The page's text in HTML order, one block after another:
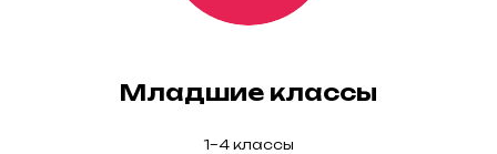
Младшие классы
1–4 классы